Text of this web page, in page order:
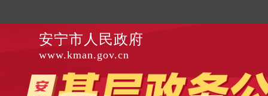
安宁市人民政府
www.kman.gov.cn